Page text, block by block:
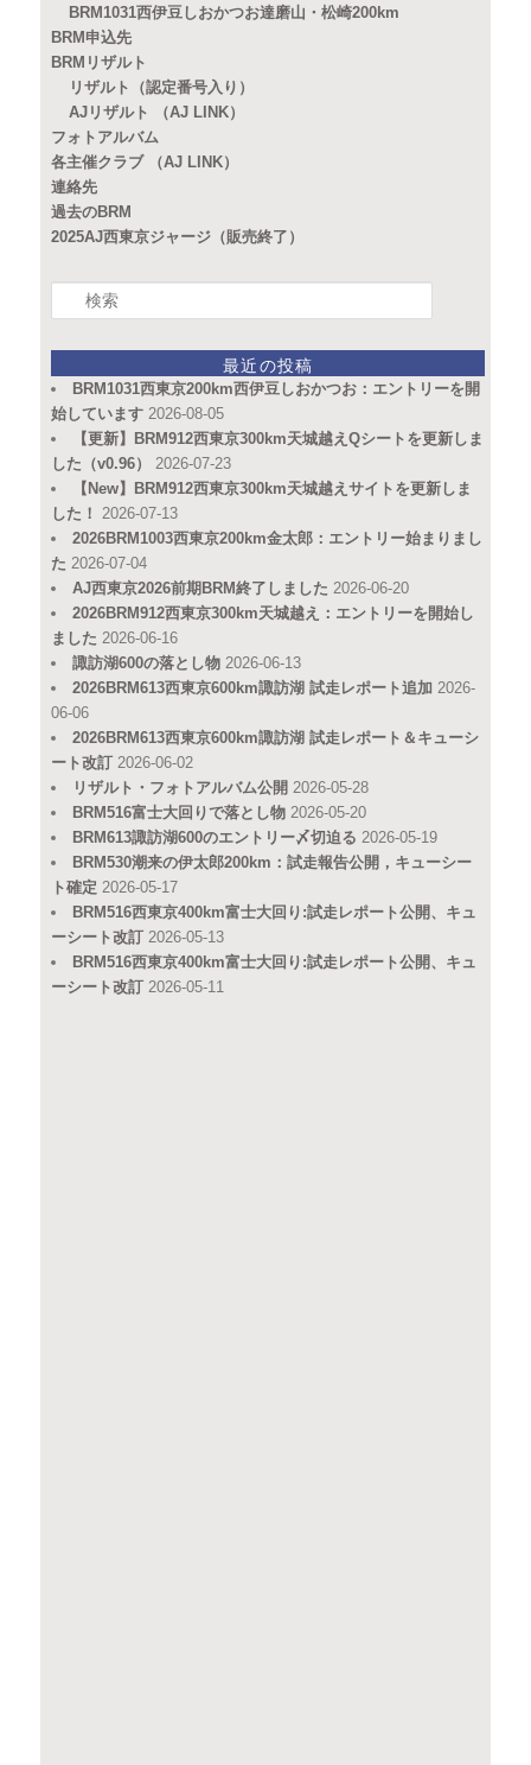
BRM1031西伊豆しおかつお達磨山・松崎200km
BRM申込先
BRMリザルト
リザルト（認定番号入り）
AJリザルト （AJ LINK）
フォトアルバム
各主催クラブ （AJ LINK）
連絡先
過去のBRM
2025AJ西東京ジャージ（販売終了）
索
最近の投稿
BRM1031西東京200km西伊豆しおかつお：エントリーを開
始しています 2026-08-05
【更新】BRM912西東京300km天城越えQシートを更新しま
した（v0.96）
2026-07-23
【New】BRM912西東京300km天城越えサイトを更新しま
した！ 2026-07-13
2026BRM1003西東京200km金太郎：エントリー始まりまし
た 2026-07-04
AJ西東京2026前期BRM終了しました 2026-06-20
2026BRM912西東京300km天城越え：エントリーを開始し
ました 2026-06-16
諏訪湖600の落とし物 2026-06-13
2026BRM613西東京600km諏訪湖 試走レポート追加 2026-
06-06
2026BRM613西東京600km諏訪湖 試走レポート＆キューシ
ート改訂 2026-06-02
リザルト・フォトアルバム公開 2026-05-28
BRM516富士大回りで落とし物 2026-05-20
BRM613諏訪湖600のエントリー〆切迫る 2026-05-19
BRM530潮来の伊太郎200km：試走報告公開，キューシー
ト確定 2026-05-17
BRM516西東京400km富士大回り:試走レポート公開、キュ
ーシート改訂 2026-05-13
BRM516西東京400km富士大回り:試走レポート公開、キュ
ーシート改訂 2026-05-11